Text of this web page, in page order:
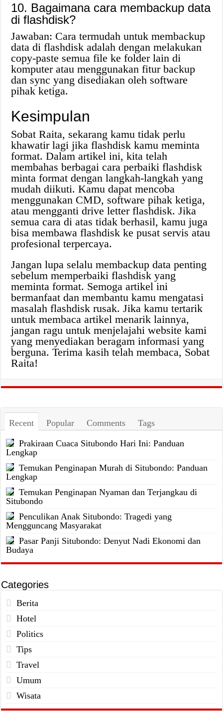
10. Bagaimana cara membackup data
di flashdisk?
Jawaban: Cara termudah untuk membackup
data di flashdisk adalah dengan melakukan
copy-paste semua file ke folder lain di
komputer atau menggunakan fitur backup
dan sync yang disediakan oleh software
pihak ketiga.
Kesimpulan
Sobat Raita, sekarang kamu tidak perlu
khawatir lagi jika flashdisk kamu meminta
format. Dalam artikel ini, kita telah
membahas berbagai cara perbaiki flashdisk
minta format dengan langkah-langkah yang
mudah diikuti. Kamu dapat mencoba
menggunakan CMD, software pihak ketiga,
atau mengganti drive letter flashdisk. Jika
semua cara di atas tidak berhasil, kamu juga
bisa membawa flashdisk ke pusat servis atau
profesional terpercaya.
Jangan lupa selalu membackup data penting
sebelum memperbaiki flashdisk yang
meminta format. Semoga artikel ini
bermanfaat dan membantu kamu mengatasi
masalah flashdisk rusak. Jika kamu tertarik
untuk membaca artikel menarik lainnya,
jangan ragu untuk menjelajahi website kami
yang menyediakan beragam informasi yang
berguna. Terima kasih telah membaca, Sobat
Raita!
Recent Popular Comments Tags
Prakiraan Cuaca Situbondo Hari Ini: Panduan
Lengkap
Temukan Penginapan Murah di Situbondo: Panduan
Lengkap
Temukan Penginapan Nyaman dan Terjangkau di
Situbondo
Penculikan Anak Situbondo: Tragedi yang
Mengguncang Masyarakat
Pasar Panji Situbondo: Denyut Nadi Ekonomi dan
Budaya
Categories
Berita
Hotel
Politics
Tips
Travel
Umum
Wisata